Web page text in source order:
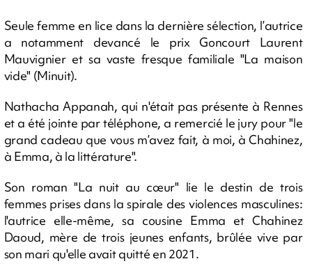
Seule femme en lice dans la dernière sélection, l’autrice
a notamment devancé le prix Goncourt Laurent
Mauvignier et sa vaste fresque familiale "La maison
vide" (Minuit).
Nathacha Appanah, qui n'était pas présente à Rennes
et a été jointe par téléphone, a remercié le jury pour "le
grand cadeau que vous m’avez fait, à moi, à Chahinez,
à Emma, à la littérature".
Son roman "La nuit au cœur" lie le destin de trois
femmes prises dans la spirale des violences masculines:
l'autrice elle-même, sa cousine Emma et Chahinez
Daoud, mère de trois jeunes enfants, brûlée vive par
son mari qu'elle avait quitté en 2021.